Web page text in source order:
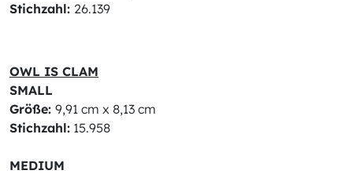
Stichzahl: 26.139
OWL IS CLAM
SMALL
Größe: 9,91 cm x 8,13 cm
Stichzahl: 15.958
MEDIUM